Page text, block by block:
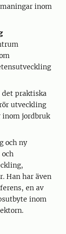
inom
det praktiska
utveckling
inom jordbruk
och ny
Han har även
en av
inom